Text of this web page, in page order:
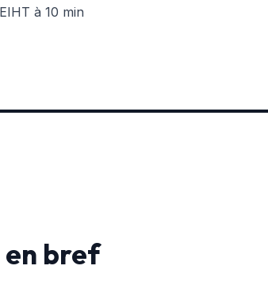
à 10 min
bref